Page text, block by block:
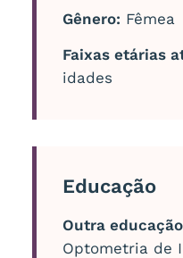
Gênero: Fêmea
Faixas etárias
idades
Educação
Outra
Optometria de